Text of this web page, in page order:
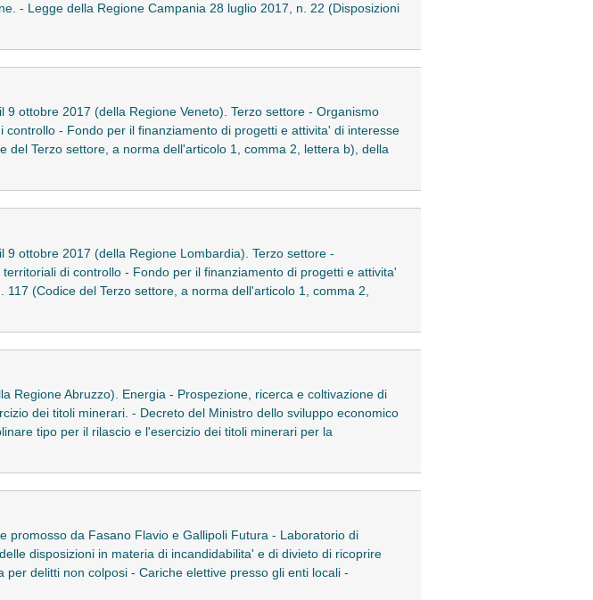
- Legge della Regione Campania 28 luglio 2017, n. 22 (Disposizioni
ottobre 2017 (della Regione Veneto). Terzo settore - Organismo
- Fondo per il finanziamento di progetti e attivita' di interesse
Terzo settore, a norma dell'articolo 1, comma 2, lettera b), della
ottobre 2017 (della Regione Lombardia). Terzo settore -
di controllo - Fondo per il finanziamento di progetti e attivita'
(Codice del Terzo settore, a norma dell'articolo 1, comma 2,
Regione Abruzzo). Energia - Prospezione, ricerca e coltivazione di
dei titoli minerari. - Decreto del Ministro dello sviluppo economico
tipo per il rilascio e l'esercizio dei titoli minerari per la
promosso da Fasano Flavio e Gallipoli Futura - Laboratorio di
disposizioni in materia di incandidabilita' e di divieto di ricoprire
delitti non colposi - Cariche elettive presso gli enti locali -